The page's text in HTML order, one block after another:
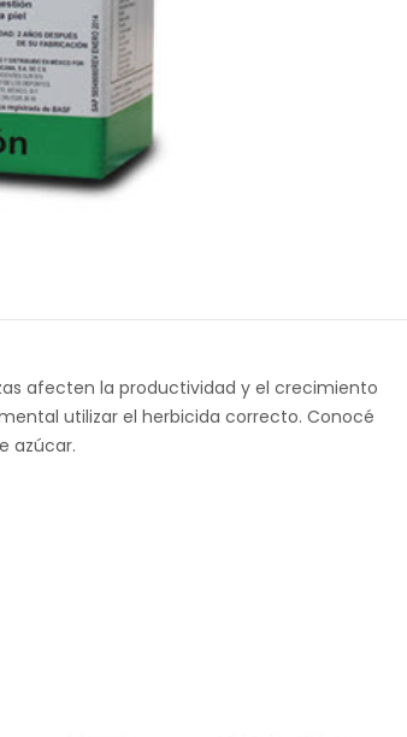
afecten la productividad y el crecimiento
utilizar el herbicida correcto. Conocé
azúcar.